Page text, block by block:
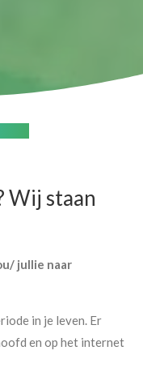
Wij staan
jullie naar
in je leven. Er
en op het internet